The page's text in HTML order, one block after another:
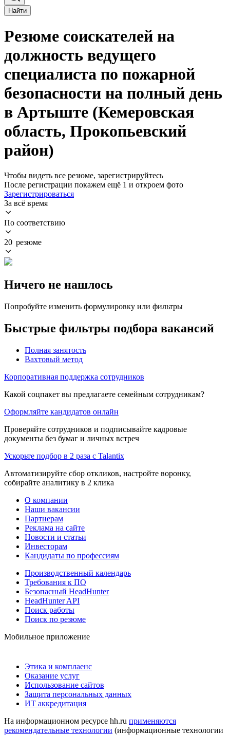
Найти
Резюме соискателей на
должность ведущего
специалиста по пожарной
безопасности на полный день
в Артыште (Кемеровская
область, Прокопьевский
район)
Чтобы видеть все резюме, зарегистрируйтесь
После регистрации покажем ещё 1 и откроем фото
Зарегистрироваться
За всё время
По соответствию
20 резюме
Ничего не нашлось
Попробуйте изменить формулировку или фильтры
Быстрые фильтры подбора вакансий
Полная занятость
Вахтовый метод
Корпоративная поддержка сотрудников
Какой соцпакет вы предлагаете семейным сотрудникам?
Оформляйте кандидатов онлайн
Проверяйте сотрудников и подписывайте кадровые
документы без бумаг и личных встреч
Ускорьте подбор в 2 раза с Talantix
Автоматизируйте сбор откликов, настройте воронку,
собирайте аналитику в 2 клика
О компании
Наши вакансии
Партнерам
Реклама на сайте
Новости и статьи
Инвесторам
Кандидаты по профессиям
Производственный календарь
Требования к ПО
Безопасный HeadHunter
HeadHunter API
Поиск работы
Поиск по резюме
Мобильное приложение
Этика и комплаенс
Оказание услуг
Использование сайтов
Защита персональных данных
ИТ аккредитация
На информационном ресурсе hh.ru применяются
рекомендательные технологии (информационные технологии